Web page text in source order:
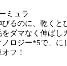
ミュラ
るのに、乾くと
ダマなく伸ばし
ロジー*5で、に
フ！